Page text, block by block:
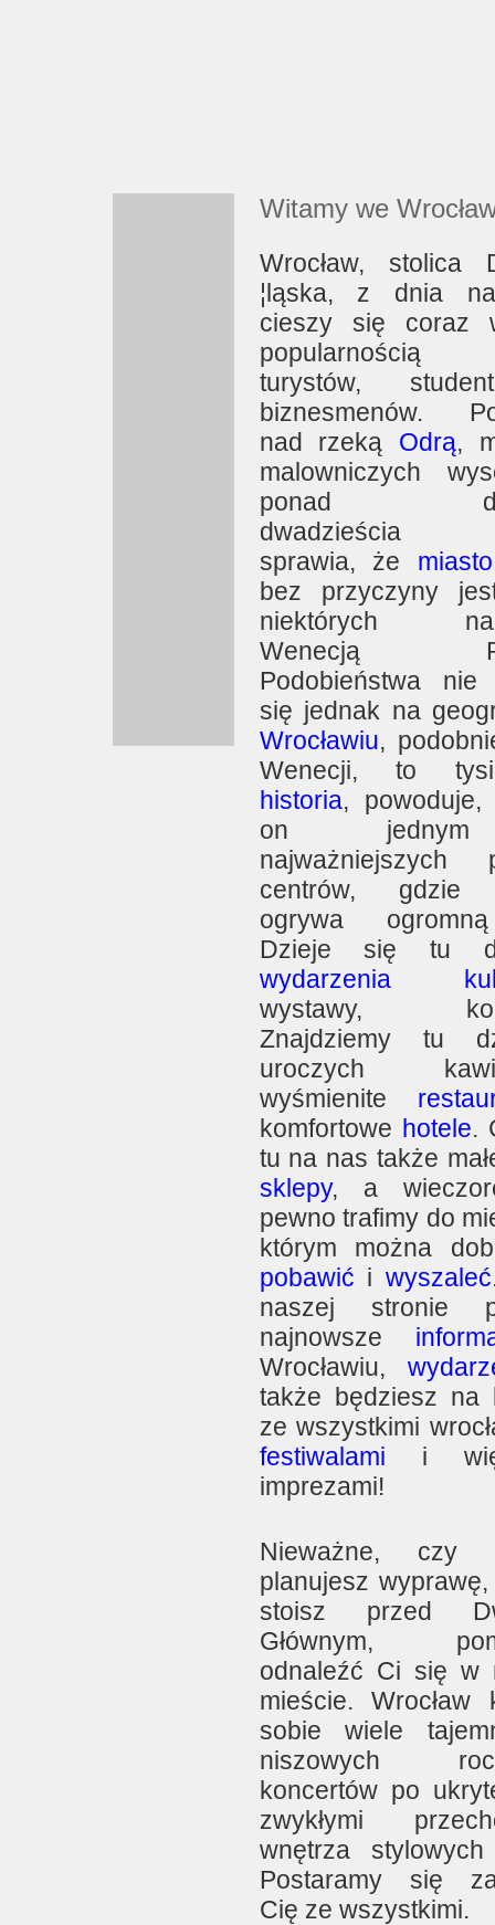
Witamy we
Wrocław, stolica
¦ląska, z dnia
cieszy się coraz
popularnością
turystów,
biznesmenów.
nad rzeką Odrą,
malowniczych
ponad
dwadzieścia
sprawia, że miasto
bez przyczyny
niektórych
Wenecją
Podobieństwa nie
się jednak na
Wrocławiu,
Wenecji, to
historia,
on
najważniejszych
centrów,
ogrywa
Dzieje się tu
wydarzenia
wystawy,
Znajdziemy tu
uroczych
wyśmienite
komfortowe hotele.
tu na nas także
sklepy, a
pewno trafimy do
którym można
pobawić i wyszaleć
naszej stronie
najnowsze
Wrocławiu,
także będziesz na
ze wszystkimi
festiwalami i
imprezami!
Nieważne, czy
planujesz
stoisz przed
Głównym,
odnaleźć Ci się w
mieście. Wrocław
sobie wiele
niszowych
koncertów po
zwykłymi
wnętrza
Postaramy się
Cię ze wszystkimi.